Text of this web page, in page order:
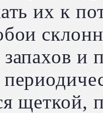
их к
и
щеткой,